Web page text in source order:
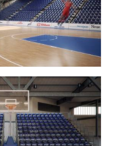
| Kontakt